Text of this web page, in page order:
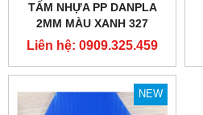
TẤM NHỰA PP DANPLA
2MM MÀU XANH 327
Liên hệ: 0909.325.459
NEW